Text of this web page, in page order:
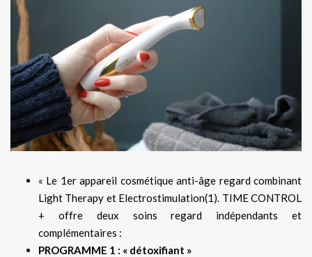
« Le 1er appareil cosmétique anti-âge regard combinant
Light Therapy et Electrostimulation(1). TIME CONTROL
+ offre deux soins regard indépendants et
complémentaires :
PROGRAMME 1 : « détoxifiant »